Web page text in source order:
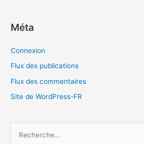
Méta
Connexion
Flux des publications
Flux des commentaires
Site de WordPress-FR